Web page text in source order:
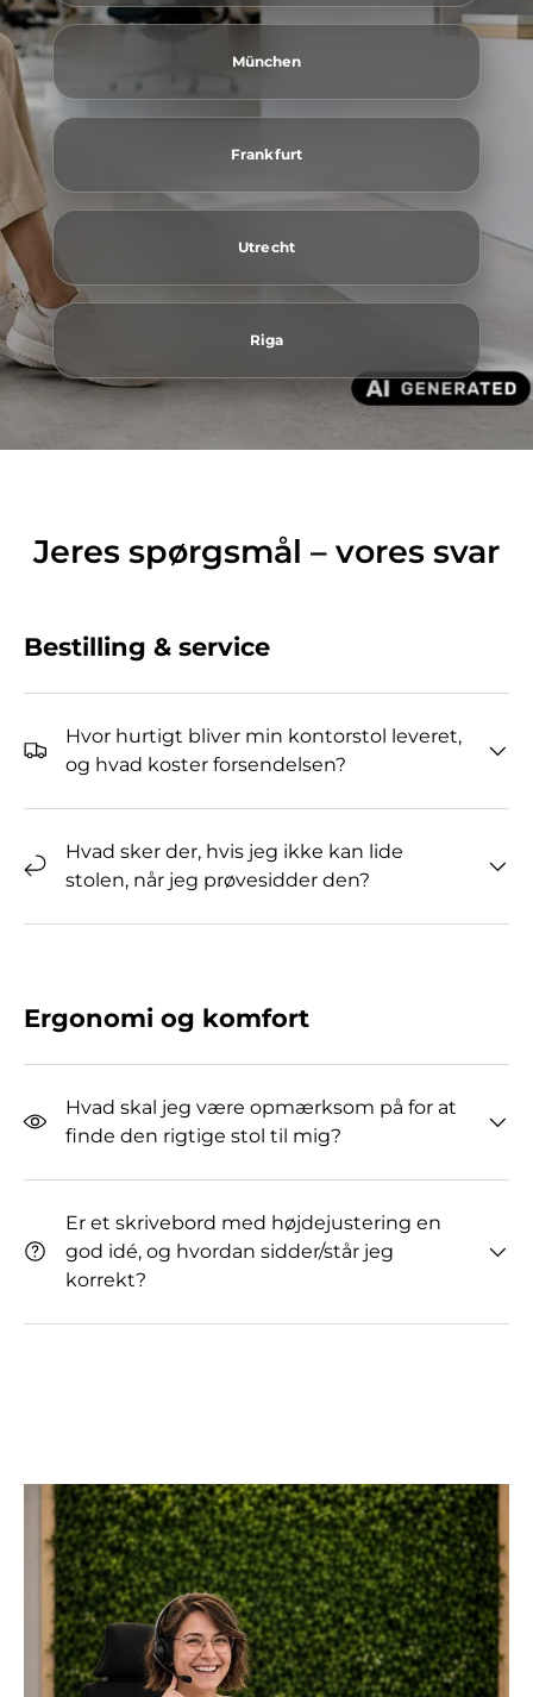
München
Frankfurt
Utrecht
Riga
Jeres spørgsmål – vores svar
Bestilling & service
Hvor hurtigt bliver min kontorstol leveret,
og hvad koster forsendelsen?
Hvad sker der, hvis jeg ikke kan lide
stolen, når jeg prøvesidder den?
Ergonomi og komfort
Hvad skal jeg være opmærksom på for at
finde den rigtige stol til mig?
Er et skrivebord med højdejustering en
god idé, og hvordan sidder/står jeg
korrekt?